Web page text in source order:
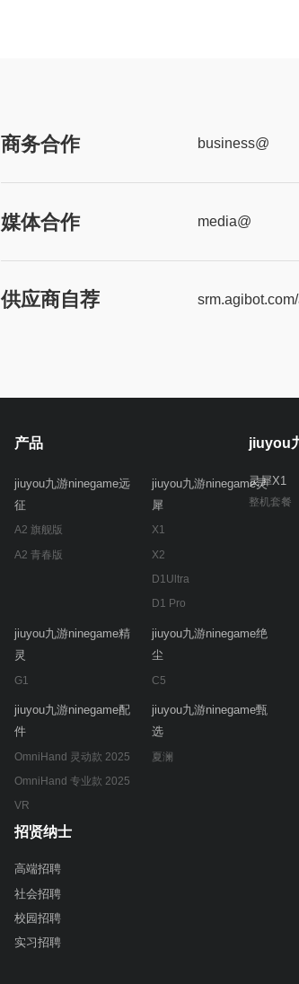
商务合作 business@
媒体合作 media@
供应商自荐
产品
jiuyou九游ninegame远
征
A2 旗舰版
A2 青春版
jiuyou九游ninegame灵
犀
X1
X2
D1Ultra
D1 Pro
jiuyou九游ninegame精
灵
G1
jiuyou九游ninegame绝
尘
C5
jiuyou九游ninegame配
件
OmniHand 灵动款 2025
OmniHand 专业款 2025
VR
jiuyou九游ninegame甄
选
夏澜
jiuyou
灵犀X1
整机套餐
招贤纳士
高端招聘
社会招聘
校园招聘
实习招聘